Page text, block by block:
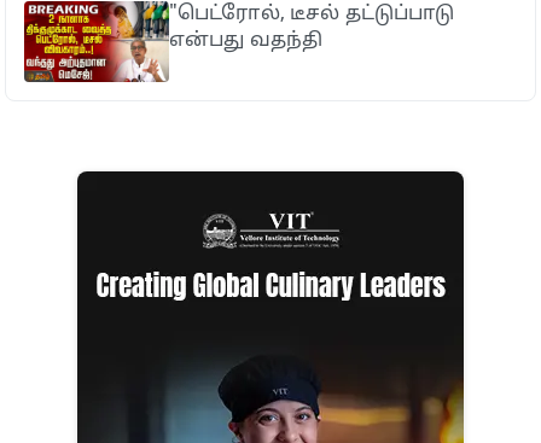
"பெட்ரோல், டீசல் தட்டுப்பாடு
என்பது வதந்தி